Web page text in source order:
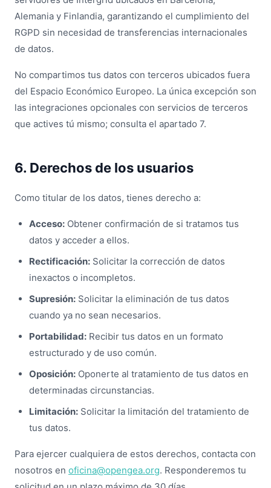
Alemania y Finlandia, garantizando el cumplimiento del
RGPD sin necesidad de transferencias internacionales
de datos.
No compartimos tus datos con terceros ubicados fuera
del Espacio Económico Europeo. La única excepción son
las integraciones opcionales con servicios de terceros
que actives tú mismo; consulta el apartado 7.
6. Derechos de los usuarios
Como titular de los datos, tienes derecho a:
Acceso: Obtener confirmación de si tratamos tus
datos y acceder a ellos.
Rectificación: Solicitar la corrección de datos
inexactos o incompletos.
Supresión: Solicitar la eliminación de tus datos
cuando ya no sean necesarios.
Portabilidad: Recibir tus datos en un formato
estructurado y de uso común.
Oposición: Oponerte al tratamiento de tus datos en
determinadas circunstancias.
Limitación: Solicitar la limitación del tratamiento de
tus datos.
Para ejercer cualquiera de estos derechos, contacta con
nosotros en oficina@opengea.org. Responderemos tu